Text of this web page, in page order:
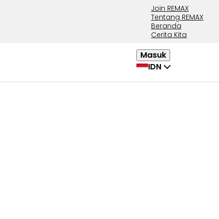
Join REMAX
Tentang REMAX
Beranda
Cerita Kita
Masuk
IDN